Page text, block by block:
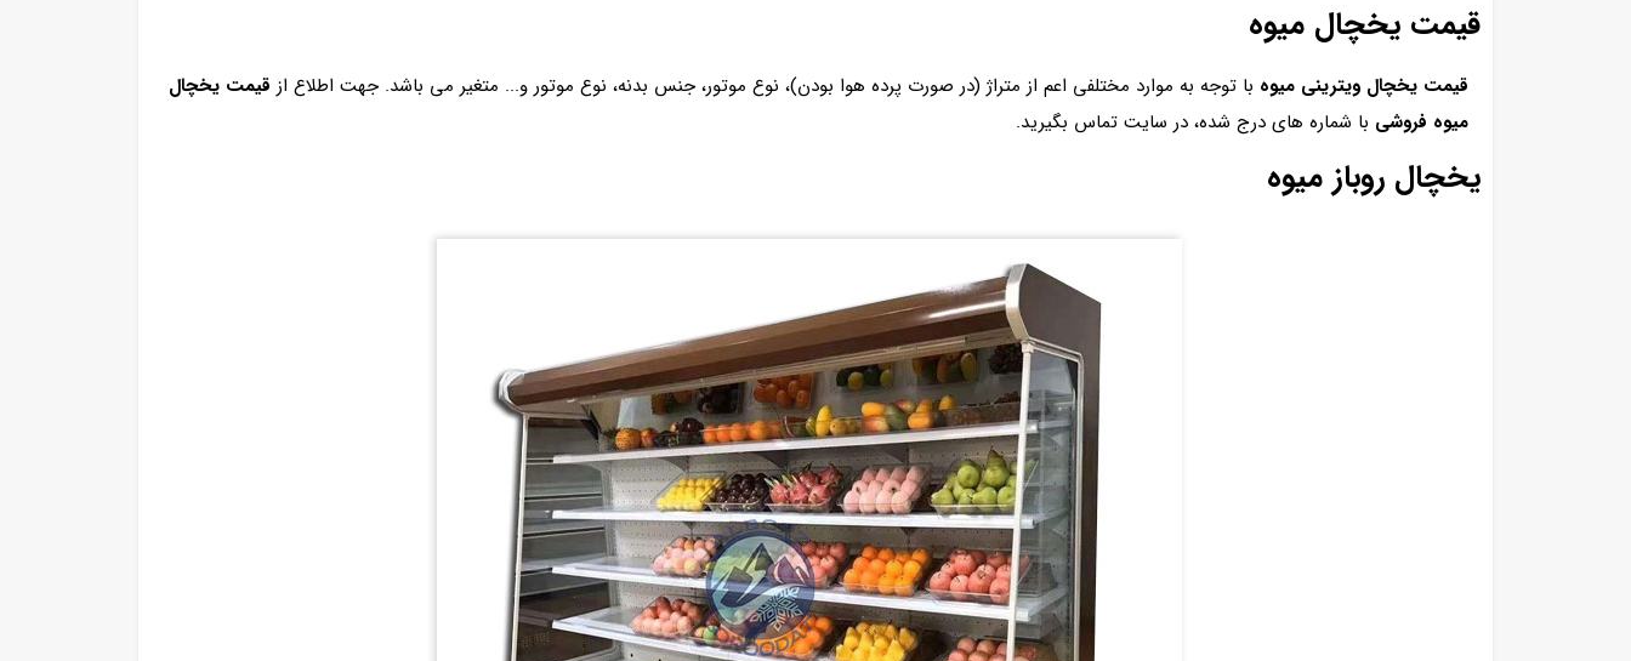
قیمت یخچال میوه
قیمت یخچال ویترینی میوه با توجه به موارد مختلفی اعم از متراژ (در صورت پرده هوا بودن)، نوع موتور، جنس بدنه، نوع موتور و... متغیر می باشد. جهت اطلاع از قیمت یخچال
میوه فروشی با شماره های درج شده، در سایت تماس بگیرید.
یخچال روباز میوه